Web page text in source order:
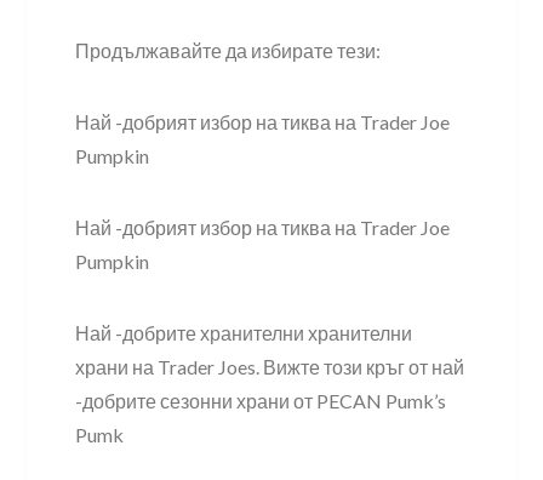
Продължавайте да избирате тези:
Най -добрият избор на тиква на Trader Joe
Pumpkin
Най -добрият избор на тиква на Trader Joe
Pumpkin
Най -добрите хранителни хранителни
храни на Trader Joes. Вижте този кръг от най
-добрите сезонни храни от PECAN Pumk’s
Pumk